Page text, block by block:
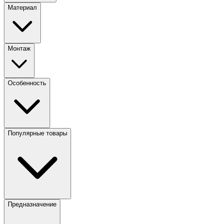
Материал
Монтаж
Особенность
Популярные товары
Предназначение